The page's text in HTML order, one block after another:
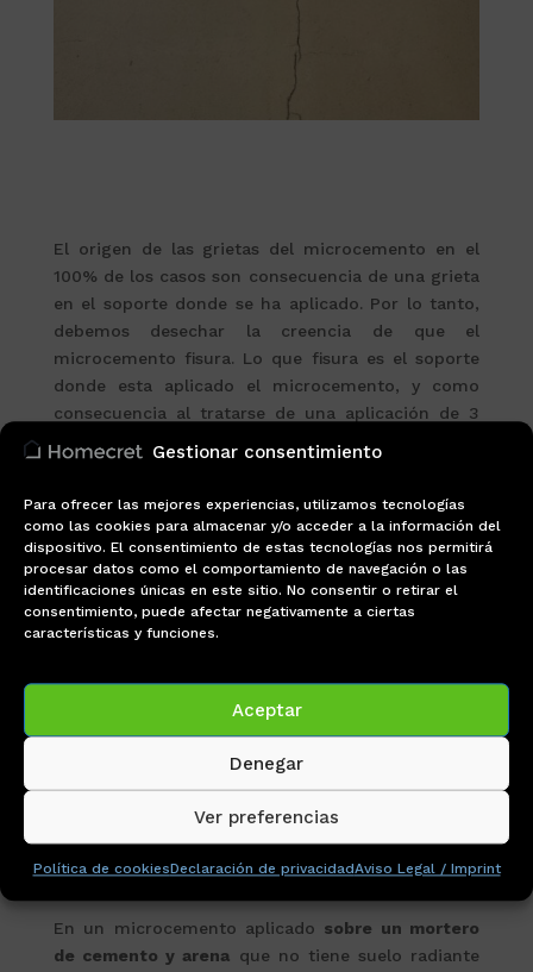
Gestionar consentimiento
Para ofrecer las mejores experiencias, utilizamos tecnologías
como las cookies para almacenar y/o acceder a la información del
dispositivo. El consentimiento de estas tecnologías nos permitirá
procesar datos como el comportamiento de navegación o las
identificaciones únicas en este sitio. No consentir o retirar el
consentimiento, puede afectar negativamente a ciertas
características y funciones.
Aceptar
Denegar
Ver preferencias
Política de cookiesDeclaración de privacidadAviso Legal / Imprint
El origen de las grietas del microcemento en el
100% de los casos son consecuencia de una grieta
en el soporte donde se ha aplicado. Por lo tanto,
debemos desechar la creencia de que el
microcemento fisura. Lo que fisura es el soporte
donde esta aplicado el microcemento, y como
consecuencia al tratarse de una aplicación de 3
mm aproximadamente, esto fisura también.
suelo radiantees susceptible de agrietarse
siempre, para ello se debe tener las siguientes
precauciones. La primera es cubrir los tubos del
suelo radiante con un mortero con una carga de
aditivos para mejorar su conductividad térmica y
En todos los casos habrá que colocar una lámina
cualquier posible grieta o fisura en el
pasos de puerta colocar un perfil insertado en
En un microcemento aplicado sobre un mortero
de cemento y arena que no tiene suelo radiante